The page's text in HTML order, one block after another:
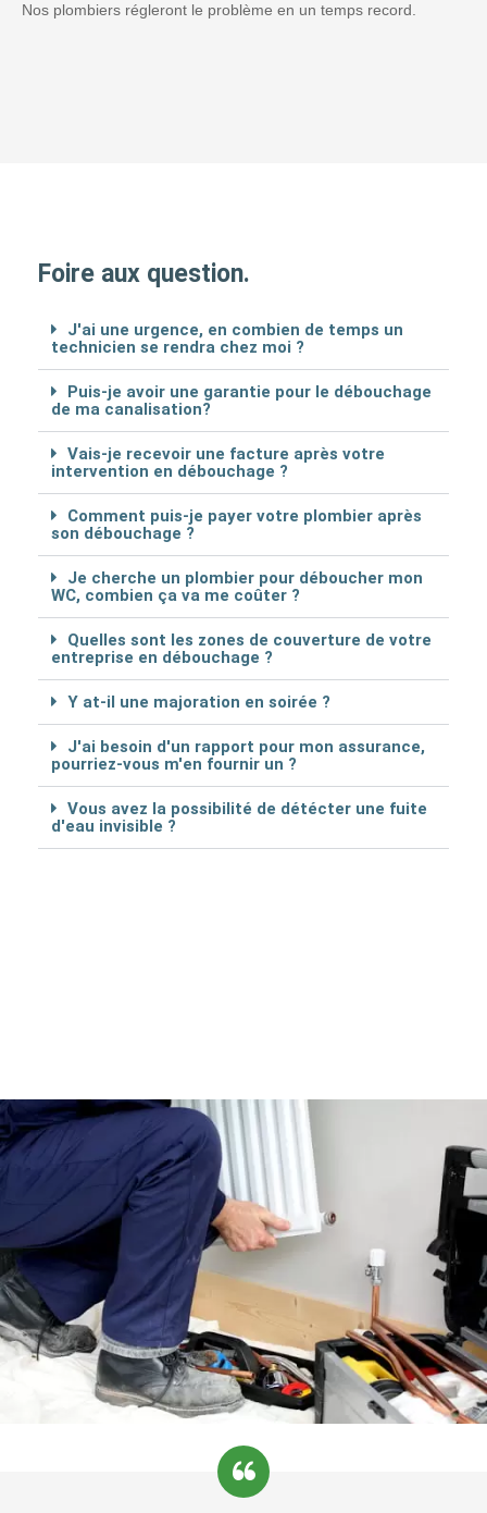
Nos plombiers régleront le problème en un temps record.
Foire aux question.
J'ai une urgence, en combien de temps un
technicien se rendra chez moi ?
Puis-je avoir une garantie pour le débouchage
de ma canalisation?
Vais-je recevoir une facture après votre
intervention en débouchage ?
Comment puis-je payer votre plombier après
son débouchage ?
Je cherche un plombier pour déboucher mon
WC, combien ça va me coûter ?
Quelles sont les zones de couverture de votre
entreprise en débouchage ?
Y at-il une majoration en soirée ?
J'ai besoin d'un rapport pour mon assurance,
pourriez-vous m'en fournir un ?
Vous avez la possibilité de détécter une fuite
d'eau invisible ?